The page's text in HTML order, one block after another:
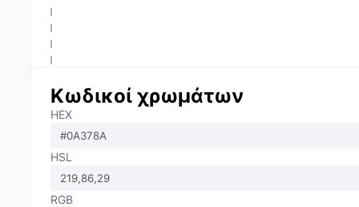
Κωδικοί χρωμάτων
HEX
HSL
RGB